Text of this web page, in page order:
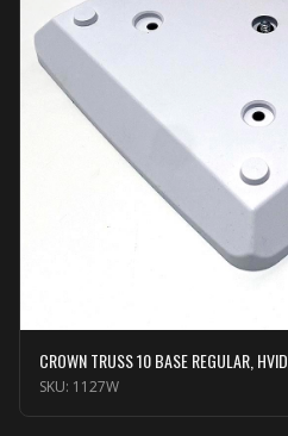
CROWN TRUSS 10 BASE REGULAR, HVID
SKU: 1127W